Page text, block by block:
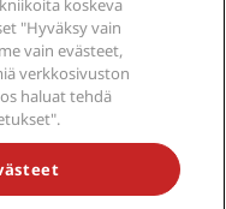
koskeva
"Hyväksy vain
vain evästeet,
verkkosivuston
haluat tehdä